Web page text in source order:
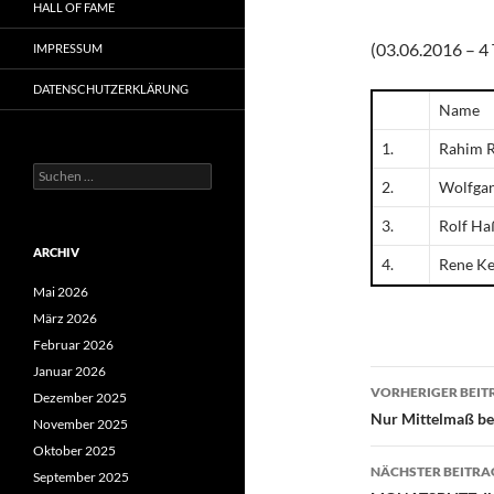
(03.06.2016 –
Name
1. Rahim
2.
3. Rolf
4. Rene
VORHERIGER
Nur Mittelmaß
NÄCHSTER
HALL OF FAME
IMPRESSUM
DATENSCHUTZERKLÄRUNG
Suchen
nach:
ARCHIV
Mai 2026
März 2026
Februar 2026
Januar 2026
Dezember 2025
November 2025
Oktober 2025
September 2025